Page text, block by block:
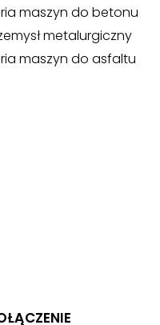
maszyn do betonu
metalurgiczny
maszyn do asfaltu